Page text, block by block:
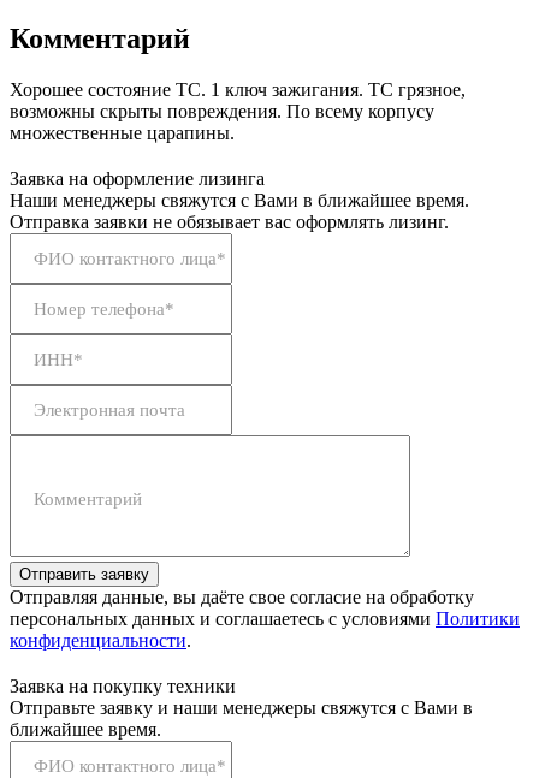
Комментарий
Хорошее состояние ТС. 1 ключ зажигания. ТС грязное,
возможны скрыты повреждения. По всему корпусу
множественные царапины.
Заявка на оформление лизинга
Наши менеджеры свяжутся с Вами в ближайшее время.
Отправка заявки не обязывает вас оформлять лизинг.
ФИО контактного лица*
Номер телефона*
ИНН*
Электронная почта
Комментарий
Отправить заявку
Отправляя данные, вы даёте свое согласие на обработку
персональных данных и соглашаетесь с условиями Политики
конфиденциальности.
Заявка на покупку техники
Отправьте заявку и наши менеджеры свяжутся с Вами в
ближайшее время.
ФИО контактного лица*